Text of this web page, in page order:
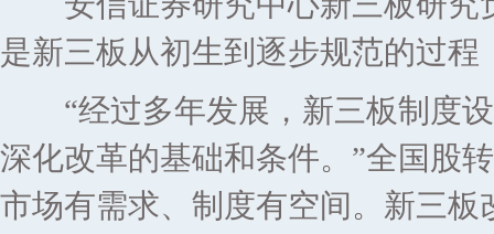
是新三板从初生到逐步规范的过
“经过多年发展，新三板制度设
深化改革的基础和条件。”全国股
市场有需求、制度有空间。新三